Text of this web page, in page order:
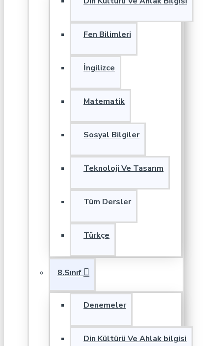
Fen Bilimleri
İngilizce
Matematik
Sosyal Bilgiler
Teknoloji Ve Tasarım
Tüm Dersler
Türkçe
8.Sınıf
Denemeler
Din Kültürü Ve Ahlak bilgisi